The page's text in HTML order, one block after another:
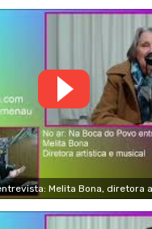
Melita Bona, diretora